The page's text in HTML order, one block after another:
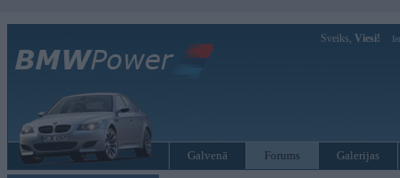
Sveiks, Viesi!
Galvenā Forums Galerijas